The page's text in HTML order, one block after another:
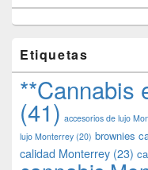
Etiquetas
**Cannabis
(41) accesorios de lujo
lujo Monterrey (20) brownies
calidad Monterrey (23)